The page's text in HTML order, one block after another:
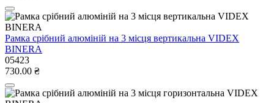
Рамка срібний алюміній на 3 місця вертикальна VIDEX
BINERA
05423
730.00 ₴